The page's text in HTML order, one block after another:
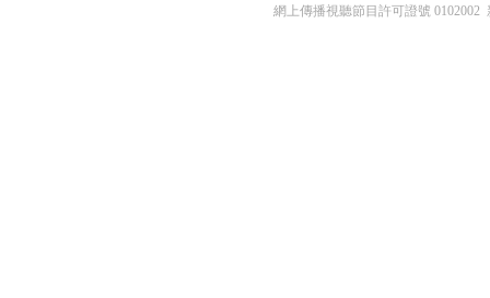
網上傳播視聽節目許可證號 0102002